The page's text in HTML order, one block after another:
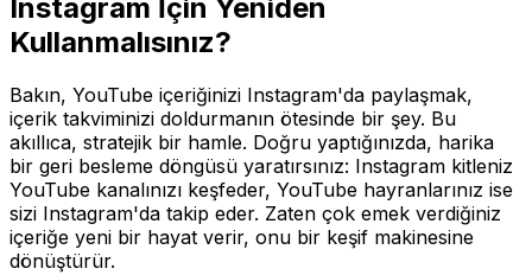
Instagram İçin Yeniden
Kullanmalısınız?
Bakın, YouTube içeriğinizi Instagram'da paylaşmak,
içerik takviminizi doldurmanın ötesinde bir şey. Bu
akıllıca, stratejik bir hamle. Doğru yaptığınızda, harika
bir geri besleme döngüsü yaratırsınız: Instagram kitleniz
YouTube kanalınızı keşfeder, YouTube hayranlarınız ise
sizi Instagram'da takip eder. Zaten çok emek verdiğiniz
içeriğe yeni bir hayat verir, onu bir keşif makinesine
dönüştürür.